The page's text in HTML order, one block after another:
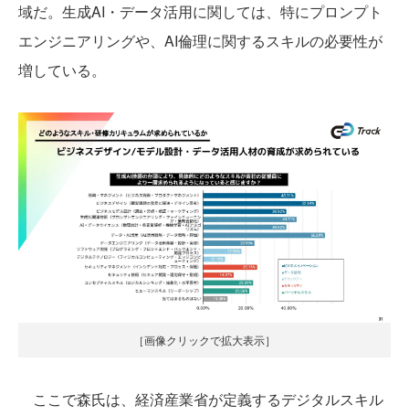
域だ。生成AI・データ活用に関しては、特にプロンプト
エンジニアリングや、AI倫理に関するスキルの必要性が
増している。
［画像クリックで拡大表示］
ここで森氏は、経済産業省が定義するデジタルスキル